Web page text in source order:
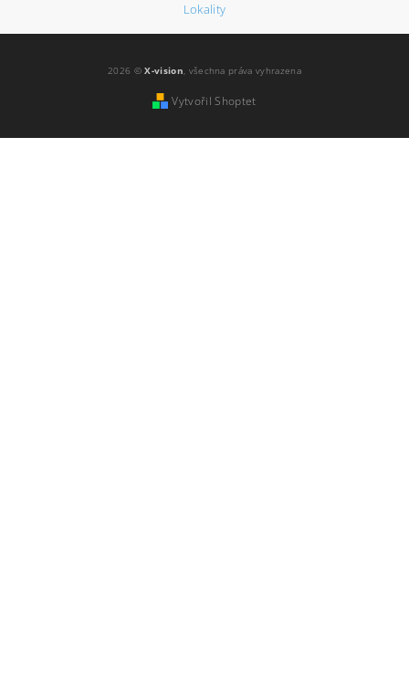
Lokality
2026 ©X-vision, všechna práva vyhrazena
Vytvořil Shoptet